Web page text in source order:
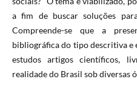
a fim de buscar soluções
Compreende-se que a
bibliográfica do tipo descritiva e
estudos artigos científicos,
realidade do Brasil sob diversas